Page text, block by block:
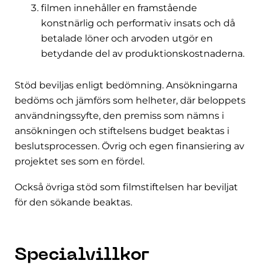
filmen innehåller en framstående
konstnärlig och performativ insats och då
betalade löner och arvoden utgör en
betydande del av produktionskostnaderna.
Stöd beviljas enligt bedömning. Ansökningarna
bedöms och jämförs som helheter, där beloppets
användningssyfte, den premiss som nämns i
ansökningen och stiftelsens budget beaktas i
beslutsprocessen. Övrig och egen finansiering av
projektet ses som en fördel.
Också övriga stöd som filmstiftelsen har beviljat
för den sökande beaktas.
Specialvillkor